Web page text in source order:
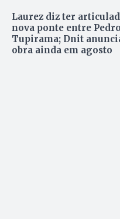
Laurez diz ter
nova ponte entre
Tupirama; Dnit
obra ainda em agosto